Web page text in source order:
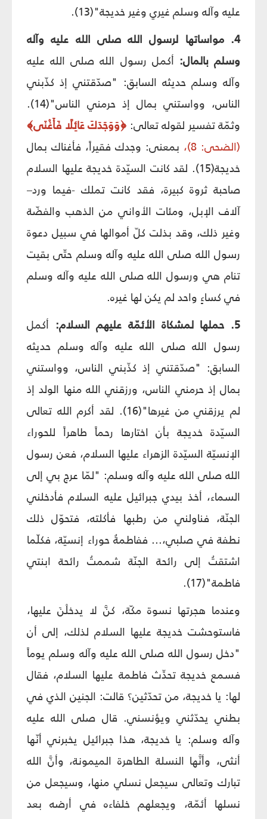
عليه وآله وسلم غيري وغير خديجة"(13).
4. مواساتها لرسول الله صلى الله عليه وآله
وسلم بالمال: أكمل رسول الله صلى الله عليه
وآله وسلم حديثه السابق: "صدّقتني إذ كذّبني
الناس، وواستني بمال إذ حرمني الناس"(14).
وثمّة تفسير لقوله تعالى: ﴿وَوَجَدَكَ عَائِلًا فَأَغْنَى﴾
(الضحى: 8)،
بمعنى: وجدك فقيراً، فأغناك بمال
خديجة(15). لقد كانت السيّدة خديجة عليها السلام
صاحبة ثروة كبيرة، فقد كانت تملك -فيما ورد–
آلاف الإبل، ومئات الأواني من الذهب والفضّة
وغير ذلك، وقد بذلت كلّ أموالها في سبيل دعوة
رسول الله صلى الله عليه وآله وسلم حتّى بقيت
تنام هي ورسول الله صلى الله عليه وآله وسلم
في كساءٍ واحد لم يكن لها غيره.
5. حملها لمشكاة الأئمّة عليهم السلام:
أكمل
رسول الله صلى الله عليه وآله وسلم حديثه
السابق: "صدّقتني إذ كذّبني الناس، وواستني
بمال إذ حرمني الناس، ورزقني الله منها الولد إذ
لم يرزقني من غيرها"(16). لقد أكرم الله تعالى
السيّدة خديجة بأن اختارها رحماً طاهراً للحوراء
الإنسيّة السيّدة الزهراء عليها السلام، فعن رسول
الله صلى الله عليه وآله وسلم: "لمّا عرج بي إلى
السماء، أخذ بيدي جبرائيل عليه السلام فأدخلني
الجنّة، فناولني من رطبها فأكلته، فتحوّل ذلك
نطفة في صلبي،... ففاطمةُ حوراء إنسيّة، فكلّما
اشتقتُ إلى رائحة الجنّة شممتُ رائحة ابنتي
فاطمة"(17).
وعندما هجرتها نسوة مكّة، كنَّ لا يدخلْنَ عليها،
فاستوحشت خديجة عليها السلام لذلك، إلى أن
"دخل رسول الله صلى الله عليه وآله وسلم يوماً
فسمع خديجة تحدِّث فاطمة عليها السلام، فقال
لها: يا خديجة، من تحدّثين؟ قالت: الجنين الذي في
بطني يحدّثني ويؤنسني. قال صلى الله عليه
وآله وسلم: يا خديجة، هذا جبرائيل يخبرني أنّها
أنثى، وأنَّها النسلة الطاهرة الميمونة، وأنَّ الله
تبارك وتعالى سيجعل نسلي منها، وسيجعل من
نسلها أئمّة، ويجعلهم خلفاءه في أرضه بعد